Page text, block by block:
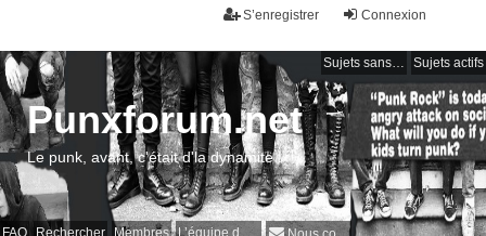
Connexion
S’enregistrer
Sujets sans réponse Sujets actifs
FAQ Rechercher Membres L’équipe du forum
Punxforum.net
Le punk, avant, c'était d'la dynamite !